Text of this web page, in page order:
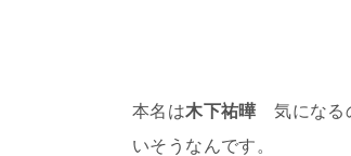
本名は木下祐曄気になる
いそうなんです。